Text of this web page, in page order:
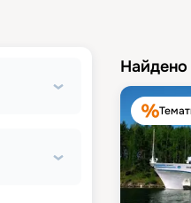
Найдено